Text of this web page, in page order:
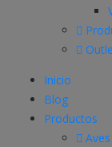
Inicio
Blog
Productos
Aves